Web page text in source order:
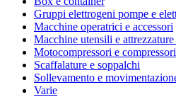
Gruppi elettrogeni pompe e
Macchine operatrici e accessori
Macchine utensili e
Motocompressori e compressori
Scaffalature e soppalchi
Sollevamento e
Varie